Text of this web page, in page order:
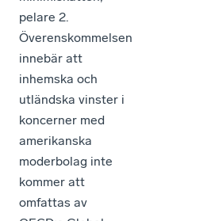
pelare 2.
Överenskommelsen
innebär att
inhemska och
utländska vinster i
koncerner med
amerikanska
moderbolag inte
kommer att
omfattas av